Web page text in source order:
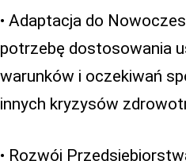
• Adaptacja do
potrzebę dostosowania
warunków i oczekiwań
innych kryzysów
• Rozwój